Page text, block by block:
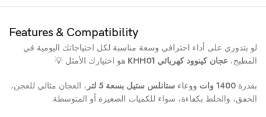
Features & Compatibility
لو بتدوري على أداء احترافي وسعة مناسبة لكل احتياجاتك اليومية في
المطبخ،عجان كينوود كهربائي KHH01 هو اختيارك الأمثل 💡
بقدرة1400 وات ووعاء ستانلس ستيل بسعة 5 لتر
، العجان مثالي للعجن،
الخفق، والخلط بكفاءة، سواء للكميات الصغيرة أو المتوسطة.